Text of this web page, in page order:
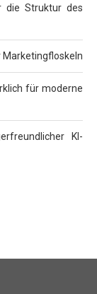
die Struktur des
Marketingfloskeln
für moderne
KI-